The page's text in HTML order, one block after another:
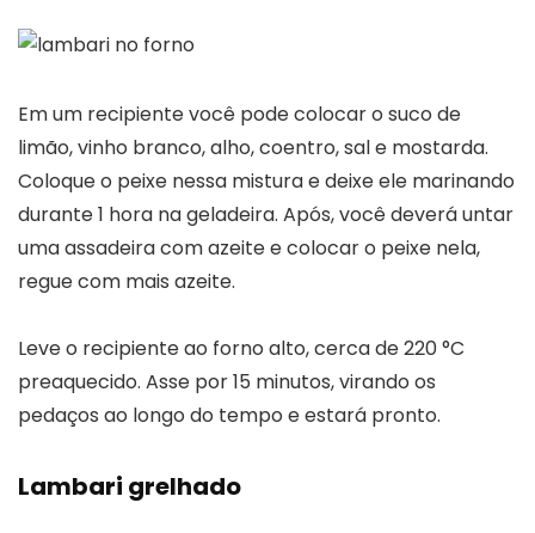
Em um recipiente você pode colocar o suco de
limão, vinho branco, alho, coentro, sal e mostarda.
Coloque o peixe nessa mistura e deixe ele marinando
durante 1 hora na geladeira. Após, você deverá untar
uma assadeira com azeite e colocar o peixe nela,
regue com mais azeite.
Leve o recipiente ao forno alto, cerca de 220 °C
preaquecido. Asse por 15 minutos, virando os
pedaços ao longo do tempo e estará pronto.
Lambari grelhado